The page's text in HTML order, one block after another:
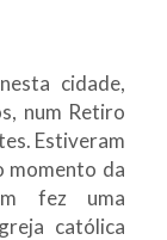
cidade,
num Retiro
Estiveram
momento da
fez uma
católica